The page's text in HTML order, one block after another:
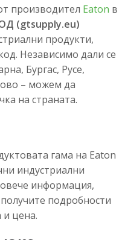
производител Eaton в
(gtsupply.eu)
продукти,
Независимо дали се
Бургас, Русе,
– можем да
на страната.
гама на Eaton
индустриални
информация,
подробности
и цена.